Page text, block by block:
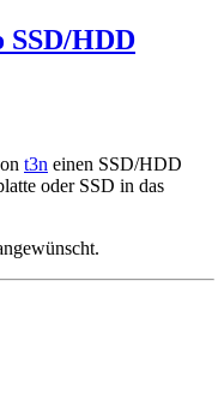
HDD
t3n einen SSD/HDD
oder SSD in das